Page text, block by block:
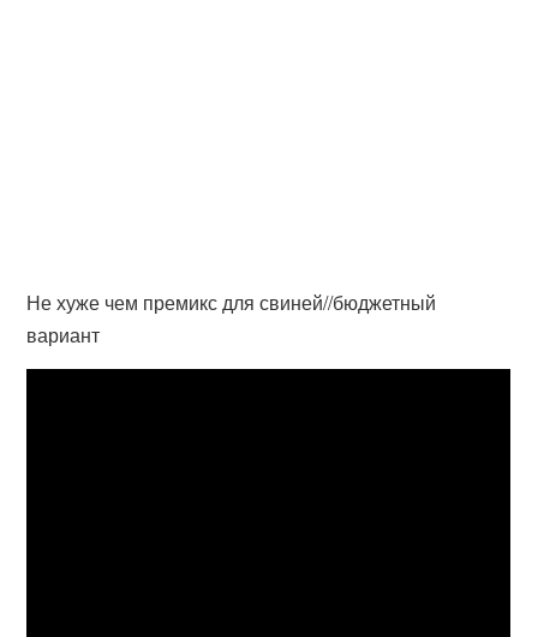
Не хуже чем премикс для свиней//бюджетный
вариант